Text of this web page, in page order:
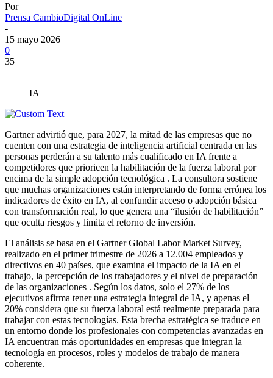
Por
Prensa CambioDigital OnLine
-
15 mayo 2026
0
35
IA
Gartner advirtió que, para 2027, la mitad de las empresas que no
cuenten con una estrategia de inteligencia artificial centrada en las
personas perderán a su talento más cualificado en IA frente a
competidores que prioricen la habilitación de la fuerza laboral por
encima de la simple adopción tecnológica . La consultora sostiene
que muchas organizaciones están interpretando de forma errónea los
indicadores de éxito en IA, al confundir acceso o adopción básica
con transformación real, lo que genera una “ilusión de habilitación”
que oculta riesgos y limita el retorno de inversión.
El análisis se basa en el Gartner Global Labor Market Survey,
realizado en el primer trimestre de 2026 a 12.004 empleados y
directivos en 40 países, que examina el impacto de la IA en el
trabajo, la percepción de los trabajadores y el nivel de preparación
de las organizaciones . Según los datos, solo el 27% de los
ejecutivos afirma tener una estrategia integral de IA, y apenas el
20% considera que su fuerza laboral está realmente preparada para
trabajar con estas tecnologías. Esta brecha estratégica se traduce en
un entorno donde los profesionales con competencias avanzadas en
IA encuentran más oportunidades en empresas que integran la
tecnología en procesos, roles y modelos de trabajo de manera
coherente.